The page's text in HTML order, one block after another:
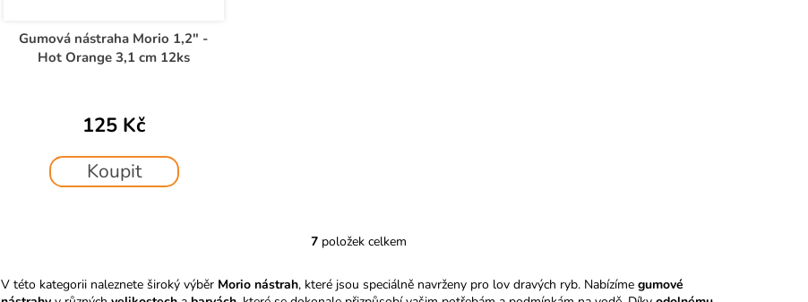
Gumová nástraha Morio 1,2" -
Hot Orange 3,1 cm 12ks
125 Kč
Koupit
O
l
7položek celkem
V této kategorii naleznete široký výběr Morio nástrah, které jsou speciálně navrženy pro lov dravých ryb. Nabízíme gumové